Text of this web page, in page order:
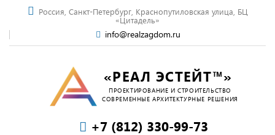
Россия, Санкт-Петербург, Краснопутиловская улица, БЦ
«Цитадель»
info@realzagdom.ru
«РЕАЛ ЭСТЕЙТ™»
ПРОЕКТИРОВАНИЕ И СТРОИТЕЛЬСТВО
СОВРЕМЕННЫЕ АРХИТЕКТУРНЫЕ РЕШЕНИЯ
+7 (812) 330-99-73